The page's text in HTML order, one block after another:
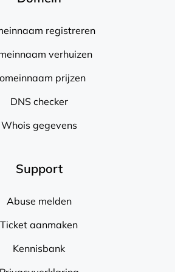
registreren
verhuizen
prijzen
DNS checker
Whois gegevens
Support
Abuse melden
Ticket aanmaken
Kennisbank